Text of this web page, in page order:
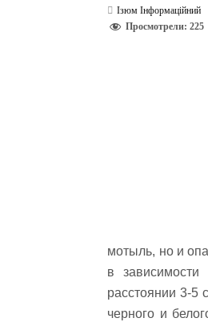
Ізюм Інформаційний
Просмотрели: 225
мотыль, но и
в
расстоянии 3-5
черного и